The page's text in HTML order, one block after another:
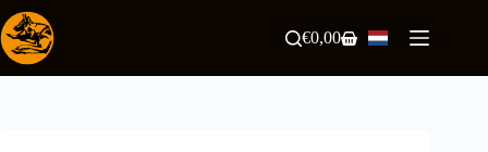
naar
de
inhoud
Winkelwagen
€0,00